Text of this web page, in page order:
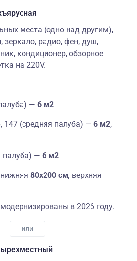
места (одно над другим),
радио, фен, душ,
кондиционер, обзорное
на 220V.
— 6 м2
147 (средняя палуба) — 6 м2,
палуба) — 6 м2
80х200 см, верхняя
в 2026 году.